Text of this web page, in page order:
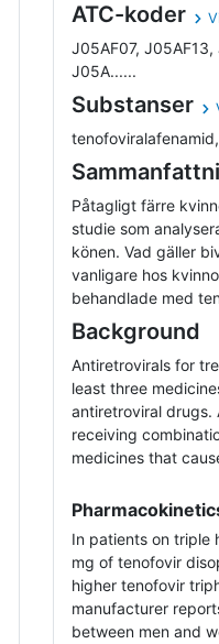
ATC-koder
J05AF07,
J05A......
Substanser
Påtagligt färre
studie som
könen. Vad gäller
vanligare hos
behandlade med
Background
Antiretrovirals for
least three
antiretroviral drugs.
receiving
medicines that
In patients on triple
mg of tenofovir
higher tenofovir
manufacturer
between men and